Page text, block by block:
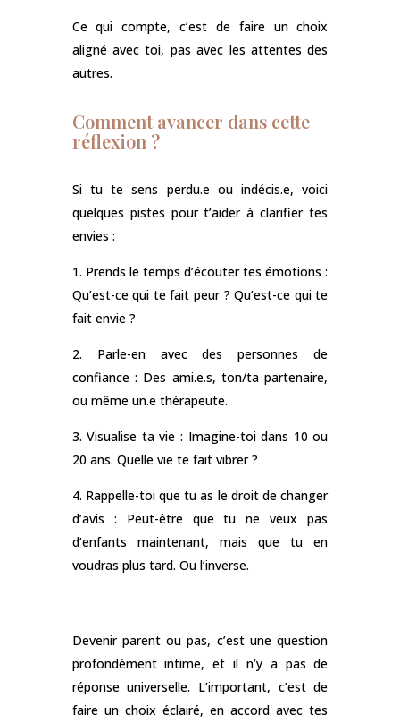
Ce qui compte, c’est de faire un choix
aligné avec toi, pas avec les attentes des
autres.
Comment avancer dans cette
réflexion ?
Si tu te sens perdu.e ou indécis.e, voici
quelques pistes pour t’aider à clarifier tes
envies :
1. Prends le temps d’écouter tes émotions :
Qu’est-ce qui te fait peur ? Qu’est-ce qui te
fait envie ?
2. Parle-en avec des personnes de
confiance : Des ami.e.s, ton/ta partenaire,
ou même un.e thérapeute.
3. Visualise ta vie : Imagine-toi dans 10 ou
20 ans. Quelle vie te fait vibrer ?
4. Rappelle-toi que tu as le droit de changer
d’avis : Peut-être que tu ne veux pas
d’enfants maintenant, mais que tu en
voudras plus tard. Ou l’inverse.
Devenir parent ou pas, c’est une question
profondément intime, et il n’y a pas de
réponse universelle. L’important, c’est de
faire un choix éclairé, en accord avec tes